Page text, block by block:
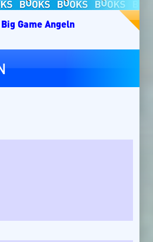
Game Angeln